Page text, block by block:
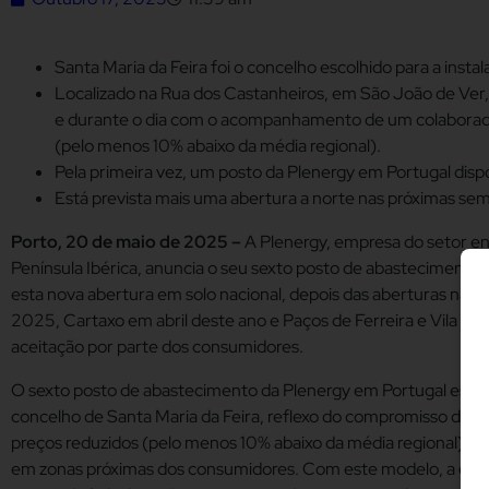
Santa Maria da Feira foi o concelho escolhido para a
Localizado na Rua dos Castanheiros, em São João de
e durante o dia com o acompanhamento de um
(pelo menos 10% abaixo da média regional).
Pela primeira vez, um posto da Plenergy em Portugal
Está prevista mais uma abertura a norte nas próximas
Porto, 20 de maio de 2025 –A Plenergy, empresa do setor
Península Ibérica, anuncia o seu sexto posto de abastecimento
esta nova abertura em solo nacional, depois das aberturas na
2025, Cartaxo em abril deste ano e Paços de Ferreira e Vila
aceitação por parte dos consumidores.
O sexto posto de abastecimento da Plenergy em Portugal está
concelho de Santa Maria da Feira, reflexo do compromisso da
preços reduzidos (pelo menos 10% abaixo da média regional) e
em zonas próximas dos consumidores. Com este modelo, a